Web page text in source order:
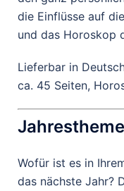
die Einflüsse auf
und das Horoskop
Lieferbar in
ca. 45 Seiten,
Wofür ist es in
das nächste Jahr?